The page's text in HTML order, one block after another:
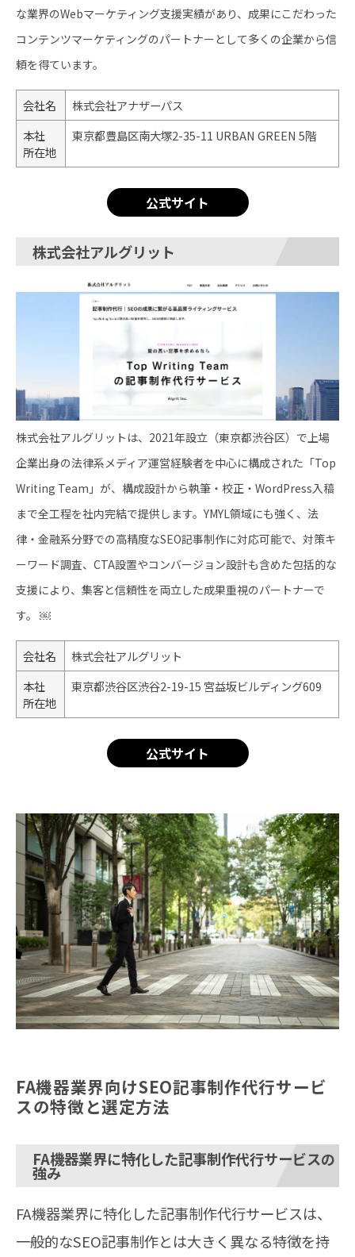
な業界のWebマーケティング支援実績があり、成果にこだわった
コンテンツマーケティングのパートナーとして多くの企業から信
頼を得ています。
会社名
株式会社アナザーパス
本社
所在地
東京都豊島区南大塚2-35-11 URBAN GREEN 5階
公式サイト
株式会社アルグリット
株式会社アルグリットは、2021年設立（東京都渋谷区）で上場
企業出身の法律系メディア運営経験者を中心に構成された「Top
Writing Team」が、構成設計から執筆・校正・WordPress入稿
まで全工程を社内完結で提供します。YMYL領域にも強く、法
律・金融系分野での高精度なSEO記事制作に対応可能で、対策キ
ーワード調査、CTA設置やコンバージョン設計も含めた包括的な
支援により、集客と信頼性を両立した成果重視のパートナーで
す。 ￼
会社名
株式会社アルグリット
本社
所在地
東京都渋谷区渋谷2-19-15 宮益坂ビルディング609
公式サイト
FA機器業界向けSEO記事制作代行サービ
スの特徴と選定方法
FA機器業界に特化した記事制作代行サービスの
強み
FA機器業界に特化した記事制作代行サービスは、
一般的なSEO記事制作とは大きく異なる特徴を持